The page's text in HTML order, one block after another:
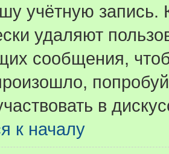
учётную запись.
удаляют
сообщения,
в
к началу